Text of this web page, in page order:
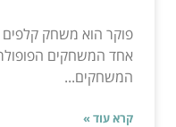
אחד המשחקים
המשחקים...
קרא עוד »